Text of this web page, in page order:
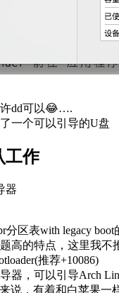
许dd可以😂….
一个可以引导的U盘
工作
器
分区表with legacy
高的特点，这里我不
推荐+10086)
器，可以引导Arch
来说，有着和白苹果一